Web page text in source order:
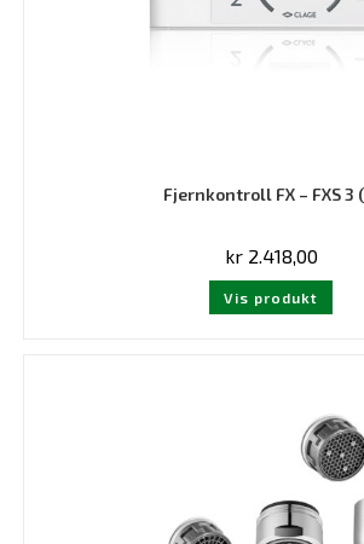
Fjernkontroll FX – FXS 3
kr2.418,00
Vis produkt